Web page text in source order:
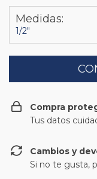
Medidas:
1/2"
Compra
Tus datos
Cambios y
Si no te gusta,